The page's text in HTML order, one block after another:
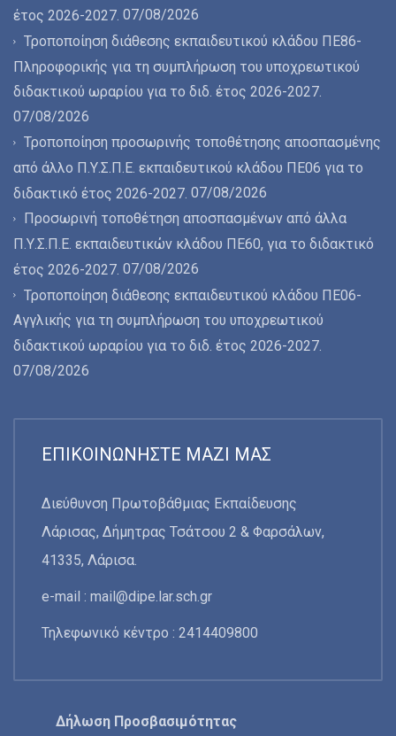
έτος 2026-2027. 07/08/2026
Τροποποίηση διάθεσης εκπαιδευτικού κλάδου ΠΕ86-
Πληροφορικής για τη συμπλήρωση του υποχρεωτικού
διδακτικού ωραρίου για το διδ. έτος 2026-2027.
07/08/2026
Τροποποίηση προσωρινής τοποθέτησης αποσπασμένης
από άλλο Π.Υ.Σ.Π.Ε. εκπαιδευτικού κλάδου ΠΕ06 για το
διδακτικό έτος 2026-2027. 07/08/2026
Προσωρινή τοποθέτηση αποσπασμένων από άλλα
Π.Υ.Σ.Π.Ε. εκπαιδευτικών κλάδου ΠΕ60, για το διδακτικό
έτος 2026-2027. 07/08/2026
Τροποποίηση διάθεσης εκπαιδευτικού κλάδου ΠΕ06-
Αγγλικής για τη συμπλήρωση του υποχρεωτικού
διδακτικού ωραρίου για το διδ. έτος 2026-2027.
07/08/2026
ΕΠΙΚΟΙΝΩΝΉΣΤΕ ΜΑΖΊ ΜΑΣ
Διεύθυνση Πρωτοβάθμιας Εκπαίδευσης
Λάρισας, Δήμητρας Τσάτσου 2 & Φαρσάλων,
41335, Λάρισα.
e-mail : mail@dipe.lar.sch.gr
Τηλεφωνικό κέντρο : 2414409800
Δήλωση Προσβασιμότητας